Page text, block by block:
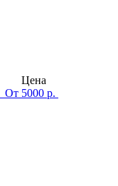
Цена
От 5000 р.